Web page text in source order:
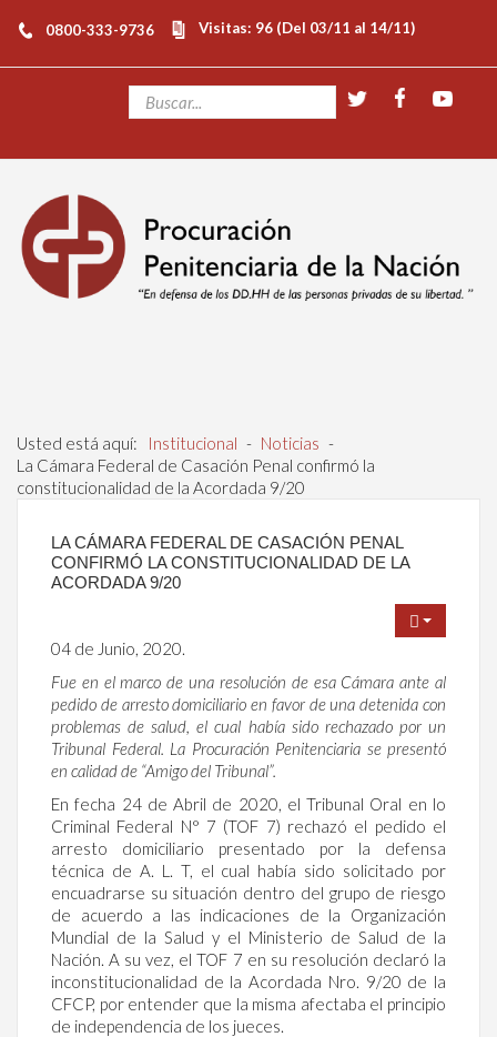
0800-333-9736 Visitas: 96 (Del 03/11 al 14/11)
Usted está aquí: Institucional - Noticias -
La Cámara Federal de Casación Penal confirmó la
constitucionalidad de la Acordada 9/20
LA CÁMARA FEDERAL DE CASACIÓN PENAL
CONFIRMÓ LA CONSTITUCIONALIDAD DE LA
ACORDADA 9/20
04 de Junio, 2020.
Fue en el marco de una resolución de esa Cámara ante al
pedido de arresto domiciliario en favor de una detenida con
problemas de salud, el cual había sido rechazado por un
Tribunal Federal. La Procuración Penitenciaria se presentó
en calidad de “Amigo del Tribunal”.
En fecha 24 de Abril de 2020, el Tribunal Oral en lo
Criminal Federal N° 7 (TOF 7) rechazó el pedido el
arresto domiciliario presentado por la defensa
técnica de A. L. T, el cual había sido solicitado por
encuadrarse su situación dentro del grupo de riesgo
de acuerdo a las indicaciones de la Organización
Mundial de la Salud y el Ministerio de Salud de la
Nación. A su vez, el TOF 7 en su resolución declaró la
inconstitucionalidad de la Acordada Nro. 9/20 de la
CFCP, por entender que la misma afectaba el principio
de independencia de los jueces.